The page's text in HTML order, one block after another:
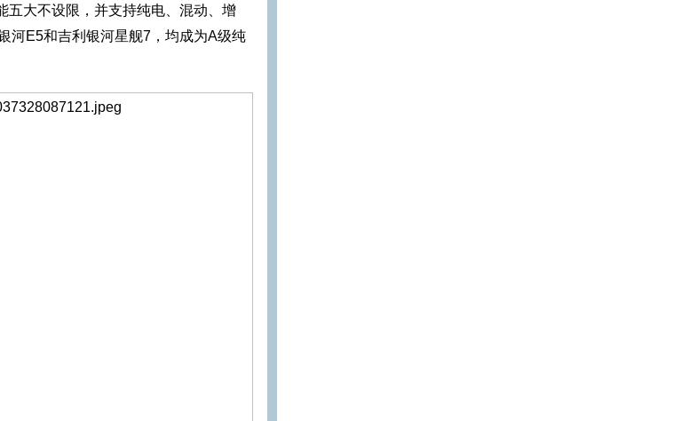
五大不设限，并支持纯电、混动、增
河E5和吉利银河星舰7，均成为A级纯